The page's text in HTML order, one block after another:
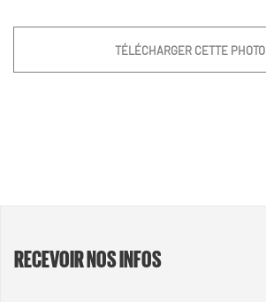
TÉLÉCHARGER CETTE PHOTO
RECEVOIR NOS INFOS